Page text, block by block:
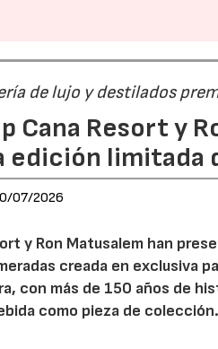
de lujo y destilados
Cana Resort y
edición limitada
07/2026
y Ron Matusalem han
creada en exclusiva
con más de 150 años de
como pieza de colección.